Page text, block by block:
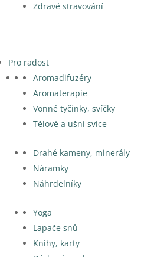
Zdravé stravování
Pro radost
Aromadifuzéry
Aromaterapie
Vonné tyčinky, svíčky
Tělové a ušní svíce
Drahé kameny, minerály
Náramky
Náhrdelníky
Yoga
Lapače snů
Knihy, karty